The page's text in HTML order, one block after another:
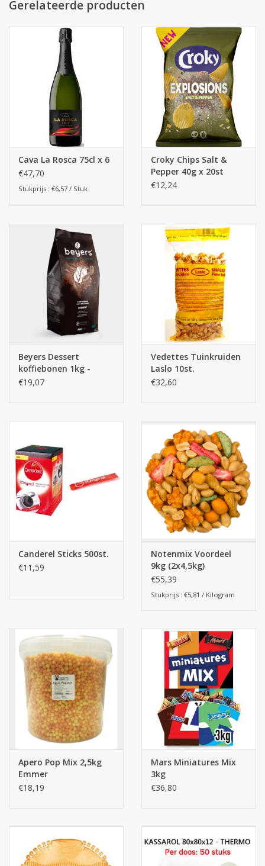
Gerelateerde producten
Cava La Rosca 75cl x 6
€47,70
Stukprijs : €6,57 / Stuk
Croky Chips Salt &
Pepper 40g x 20st
€12,24
Beyers Dessert
koffiebonen 1kg -
100% Arabica
€19,07
Vedettes Tuinkruiden
Laslo 10st.
€32,60
Canderel Sticks 500st.
€11,59
Notenmix Voordeel
9kg (2x4,5kg)
€55,39
Stukprijs : €5,81 / Kilogram
Apero Pop Mix 2,5kg
Emmer
€18,19
Mars Miniatures Mix
3kg
€36,80